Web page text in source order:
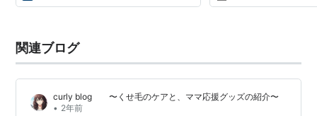
関連ブログ
curly blog 〜くせ毛のケアと、ママ応援グッズの紹介〜
• 2年前